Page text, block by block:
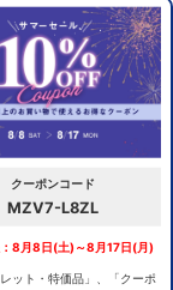
クーポンコード
MZV7-L8ZL
8月8日(土)～8月17日(月)
ット・特価品」、「クーポ
す。※イメージ